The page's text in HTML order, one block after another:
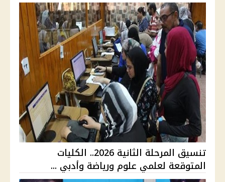
تنسيق المرحلة الثانية 2026.. الكليات
المتوقعة لعلمي علوم ورياضة وأدبي ...